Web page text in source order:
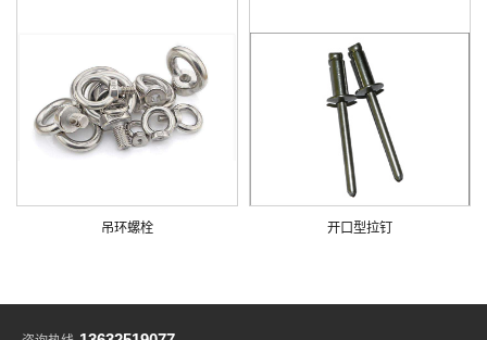
吊环螺栓 开口型拉钉